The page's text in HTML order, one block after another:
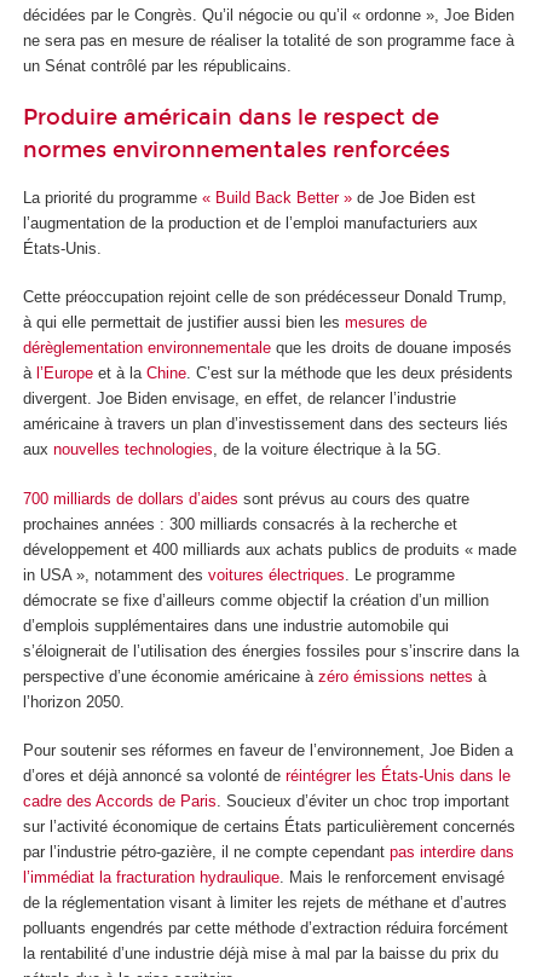
décidées par le Congrès. Qu’il négocie ou qu’il « ordonne », Joe Biden
ne sera pas en mesure de réaliser la totalité de son programme face à
un Sénat contrôlé par les républicains.
Produire américain dans le respect de
normes environnementales renforcées
La priorité du programme « Build Back Better » de Joe Biden est
l’augmentation de la production et de l’emploi manufacturiers aux
États-Unis.
Cette préoccupation rejoint celle de son prédécesseur Donald Trump,
à qui elle permettait de justifier aussi bien les mesures de
dérèglementation environnementale que les droits de douane imposés
à l’Europe et à la Chine. C’est sur la méthode que les deux présidents
divergent. Joe Biden envisage, en effet, de relancer l’industrie
américaine à travers un plan d’investissement dans des secteurs liés
aux nouvelles technologies, de la voiture électrique à la 5G.
700 milliards de dollars d’aides sont prévus au cours des quatre
prochaines années : 300 milliards consacrés à la recherche et
développement et 400 milliards aux achats publics de produits « made
in USA », notamment des voitures électriques . Le programme
démocrate se fixe d’ailleurs comme objectif la création d’un million
d’emplois supplémentaires dans une industrie automobile qui
s’éloignerait de l’utilisation des énergies fossiles pour s’inscrire dans la
perspective d’une économie américaine à zéro émissions nettes à
l’horizon 2050.
Pour soutenir ses réformes en faveur de l’environnement, Joe Biden a
d’ores et déjà annoncé sa volonté de réintégrer les États-Unis dans le
cadre des Accords de Paris. Soucieux d’éviter un choc trop important
sur l’activité économique de certains États particulièrement concernés
par l’industrie pétro-gazière, il ne compte cependant pas interdire dans
l’immédiat la fracturation hydraulique. Mais le renforcement envisagé
de la réglementation visant à limiter les rejets de méthane et d’autres
polluants engendrés par cette méthode d’extraction réduira forcément
la rentabilité d’une industrie déjà mise à mal par la baisse du prix du